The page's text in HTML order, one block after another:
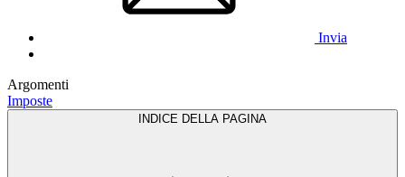
Invia
Argomenti
Imposte
INDICE DELLA PAGINA